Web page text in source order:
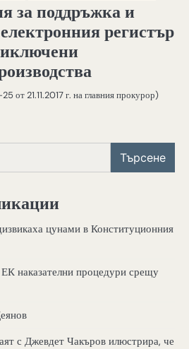
за поддръжка и
регистър
21.11.2017 г. на главния прокурор)
Търсене
цунами в Конституционния
наказателни процедури срещу
с Джевдет Чакъров илюстрира, че